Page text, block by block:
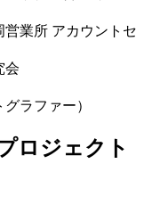
業所 アカウントセ
会
ラファー）
ロジェクト